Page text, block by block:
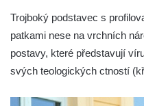
Sloup Nejsvětější Trojice
Sloup Panny Marie ve
Trojboký podstavec s
patkami nese na vrchních
postavy, které představují
svých teologických ctností